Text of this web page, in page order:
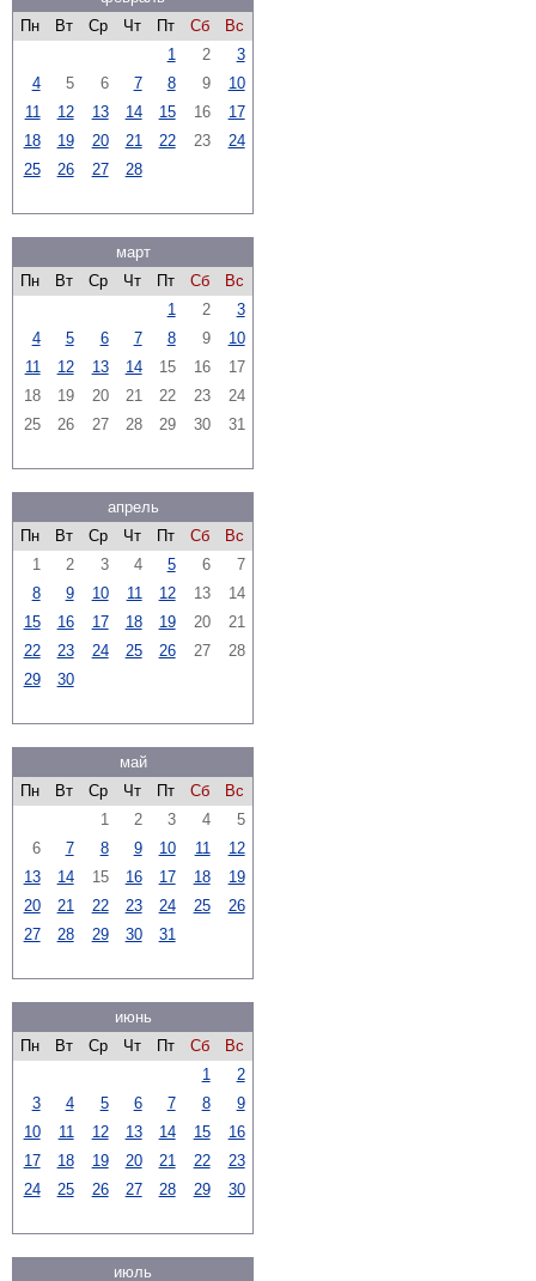
Пн
Вт Ср Чт Пт Сб
Вс
1
2
3
4
5 6 7 8 9
10
11
12 13 14 15 16
17
18
19 20 21 22 23
24
25
26 27 28
март
Пн
Вт Ср Чт Пт Сб
Вс
1
2
3
4
5 6 7 8 9
10
11
12 13 14 15 16
17
18
19 20 21 22 23
24
25
26 27 28 29 30 31
апрель
Пн
Вт Ср Чт Пт Сб
Вс
1
2 3 4 5 6
7
8
9 10 11 12 13
14
15
16 17 18 19 20
21
22
23 24 25 26 27
28
29
30
май
Пн
Вт Ср Чт Пт Сб
Вс
1
2 3 4
5
6
7 8 9 10 11
12
13
14 15 16 17 18
19
20
21 22 23 24 25
26
27
28 29 30 31
июнь
Пн
Вт Ср Чт Пт Сб
Вс
1
2
3
4 5 6 7 8
9
10
11 12 13 14 15
16
17
18 19 20 21 22
23
24
25 26 27 28 29 30
июль